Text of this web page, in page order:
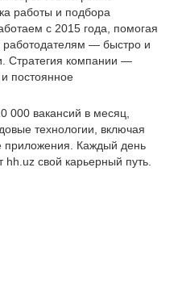
работы и подбора
с 2015 года, помогая
работодателям — быстро и
Стратегия компании —
постоянное
000 вакансий в месяц,
технологии, включая
Каждый день
свой карьерный путь.